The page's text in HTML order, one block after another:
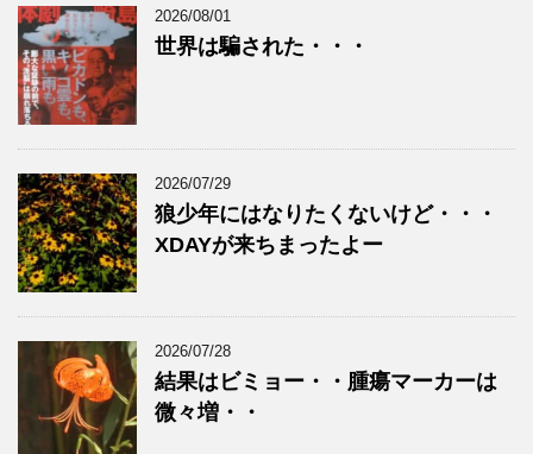
2026/08/01
世界は騙された・・・
2026/07/29
狼少年にはなりたくないけど・・・
XDAYが来ちまったよー
2026/07/28
結果はビミョー・・腫瘍マーカーは
微々増・・